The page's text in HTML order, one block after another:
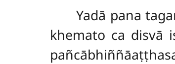
Yadā pana
khemato ca disvā